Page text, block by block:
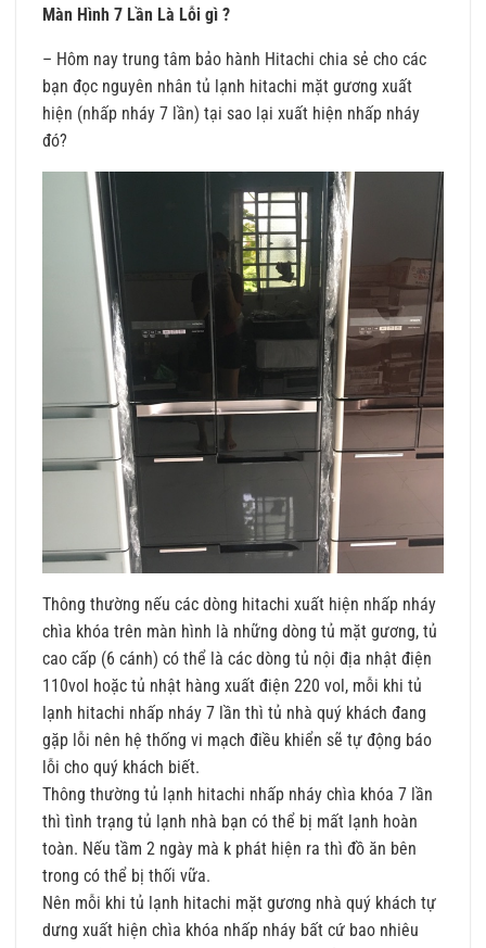
Màn Hình 7 Lần Là Lỗi gì ?
– Hôm nay trung tâm bảo hành Hitachi chia sẻ cho các
bạn đọc nguyên nhân tủ lạnh hitachi mặt gương xuất
hiện (nhấp nháy 7 lần) tại sao lại xuất hiện nhấp nháy
đó?
Thông thường nếu các dòng hitachi xuất hiện nhấp nháy
chìa khóa trên màn hình là những dòng tủ mặt gương, tủ
cao cấp (6 cánh) có thể là các dòng tủ nội địa nhật điện
110vol hoặc tủ nhật hàng xuất điện 220 vol, mỗi khi tủ
lạnh hitachi nhấp nháy 7 lần thì tủ nhà quý khách đang
gặp lỗi nên hệ thống vi mạch điều khiển sẽ tự động báo
lỗi cho quý khách biết.
Thông thường tủ lạnh hitachi nhấp nháy chìa khóa 7 lần
thì tình trạng tủ lạnh nhà bạn có thể bị mất lạnh hoàn
toàn. Nếu tầm 2 ngày mà k phát hiện ra thì đồ ăn bên
trong có thể bị thối vữa.
Nên mỗi khi tủ lạnh hitachi mặt gương nhà quý khách tự
dưng xuất hiện chìa khóa nhấp nháy bất cứ bao nhiêu